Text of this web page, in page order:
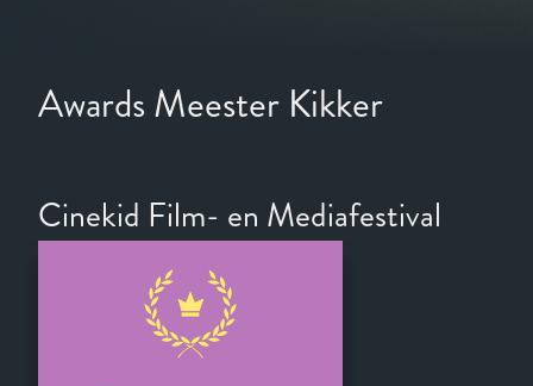
Awards Meester Kikker
Cinekid Film- en Mediafestival